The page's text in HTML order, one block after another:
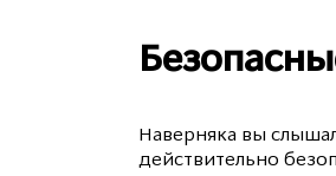
Наверняка вы
действительно